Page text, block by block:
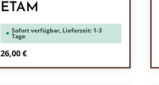
ETAM
Sofort verfügbar, Lieferzeit: 1-3
Tage
Regulärer Preis:
26,00 €